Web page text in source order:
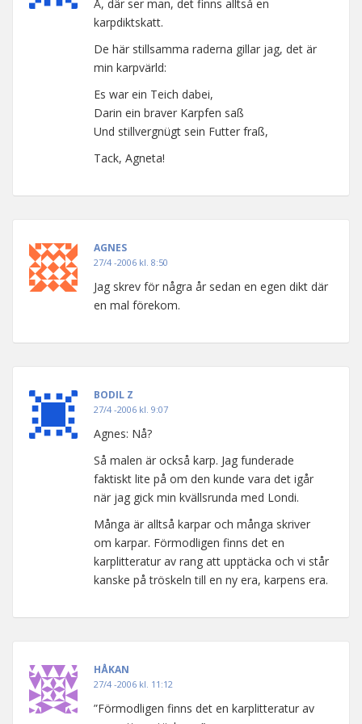
Å, där ser man, det finns alltså en
karpdiktskatt.
De här stillsamma raderna gillar jag, det är
min karpvärld:
Es war ein Teich dabei,
Darin ein braver Karpfen saß
Und stillvergnügt sein Futter fraß,
Tack, Agneta!
AGNES
27/4 -2006 kl. 8:50
Jag skrev för några år sedan en egen dikt där
en mal förekom.
BODIL Z
27/4 -2006 kl. 9:07
Agnes: Nå?
Så malen är också karp. Jag funderade
faktiskt lite på om den kunde vara det igår
när jag gick min kvällsrunda med Londi.
Många är alltså karpar och många skriver
om karpar. Förmodligen finns det en
karplitteratur av rang att upptäcka och vi står
kanske på tröskeln till en ny era, karpens era.
HÅKAN
27/4 -2006 kl. 11:12
”Förmodligen finns det en karplitteratur av